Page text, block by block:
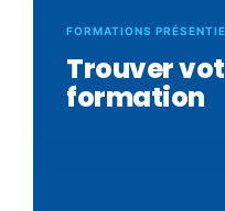
FORMATIONS
Trouver
formation